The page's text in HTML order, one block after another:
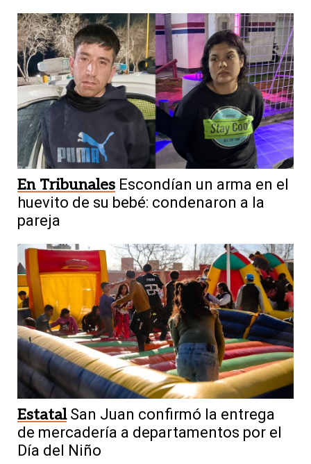
En Tribunales Escondían un arma en el
huevito de su bebé: condenaron a la
pareja
Estatal San Juan confirmó la entrega
de mercadería a departamentos por el
Día del Niño